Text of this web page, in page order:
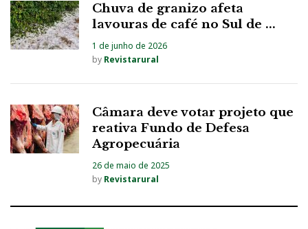
Chuva de granizo afeta
lavouras de café no Sul de ...
1 de junho de 2026
by Revistarural
Câmara deve votar projeto que
reativa Fundo de Defesa
Agropecuária
26 de maio de 2025
by Revistarural